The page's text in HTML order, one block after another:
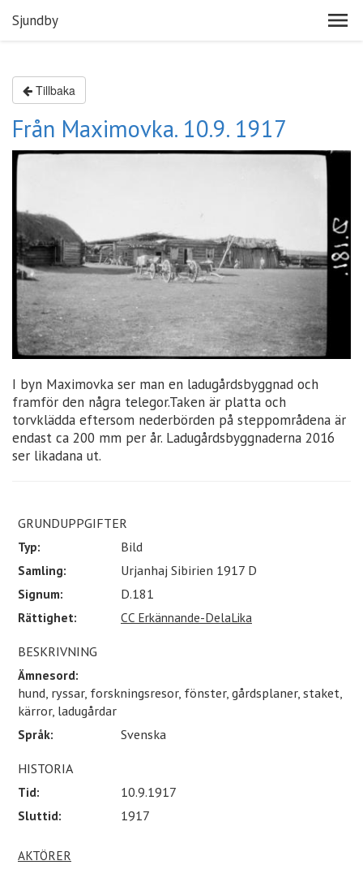
Sjundby
Tillbaka
Från Maximovka. 10.9. 1917
I byn Maximovka ser man en ladugårdsbyggnad och
framför den några telegor.Taken är platta och
torvklädda eftersom nederbörden på steppområdena är
endast ca 200 mm per år. Ladugårdsbyggnaderna 2016
ser likadana ut.
GRUNDUPPGIFTER
Typ:
Bild
Samling:
Urjanhaj Sibirien 1917 D
Signum:
D.181
Rättighet:
CC Erkännande-DelaLika
BESKRIVNING
Ämnesord:
hund, ryssar, forskningsresor, fönster, gårdsplaner, staket,
kärror, ladugårdar
Språk:
Svenska
HISTORIA
Tid:
10.9.1917
Sluttid:
1917
AKTÖRER